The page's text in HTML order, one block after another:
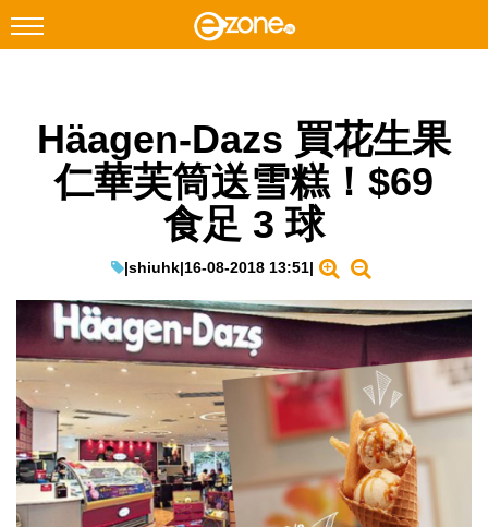
Facebook Instagram
科技焦點
教學評測
EduTech
IT Times
生成式AI與雲端應用
Enterprise Digital Transformation
特集
Häagen-Dazs 買花生果
仁華芙筒送雪糕！$69
食足 3 球
|shiuhk|16-08-2018 13:51|